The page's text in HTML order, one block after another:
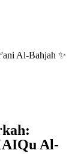
Al-Bahjah ✨
Al-